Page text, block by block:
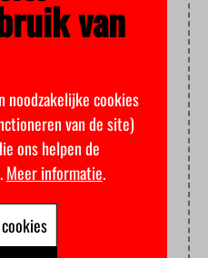
van
noodzakelijke cookies
van de site)
ons helpen de
Meer informatie.